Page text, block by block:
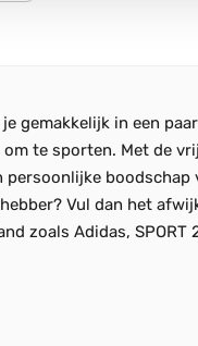
gemakkelijk in een
te sporten. Met de
Vul dan het
zoals Adidas,